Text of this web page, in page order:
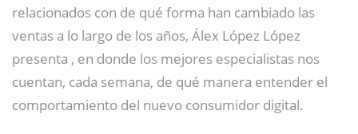
relacionados con de qué forma han cambiado las
ventas a lo largo de los años, Álex López López
presenta , en donde los mejores especialistas nos
cuentan, cada semana, de qué manera entender el
comportamiento del nuevo consumidor digital.